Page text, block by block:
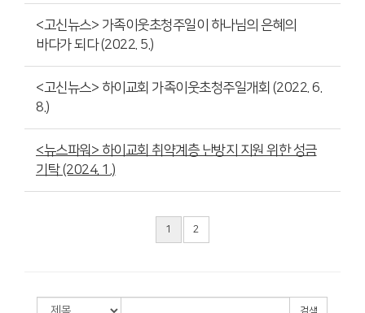
<고신뉴스> 가족이웃초청주일이 하나님의 은혜의
바다가 되다 (2022. 5.)
<고신뉴스> 하이교회 가족이웃초청주일개회 (2022. 6.
8.)
<뉴스파워> 하이교회 취약계층 난방지 지원 위한 성금
기탁 (2024. 1.)
1 2